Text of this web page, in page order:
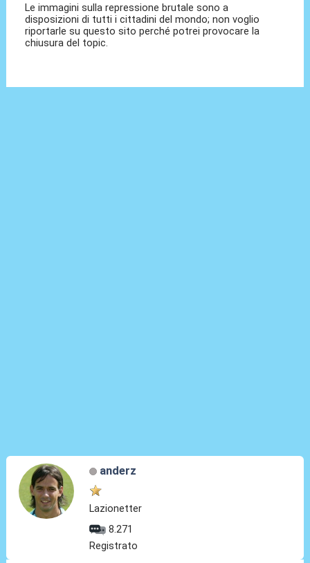
Le immagini sulla repressione brutale sono a
disposizioni di tutti i cittadini del mondo; non voglio
riportarle su questo sito perché potrei provocare la
chiusura del topic.
anderz
Lazionetter
8.271
Registrato